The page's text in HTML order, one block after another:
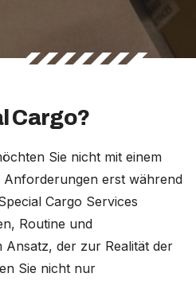
Cargo?
Sie nicht mit einem
Anforderungen erst während
Cargo Services
Routine und
Ansatz, der zur Realität der
Sie nicht nur